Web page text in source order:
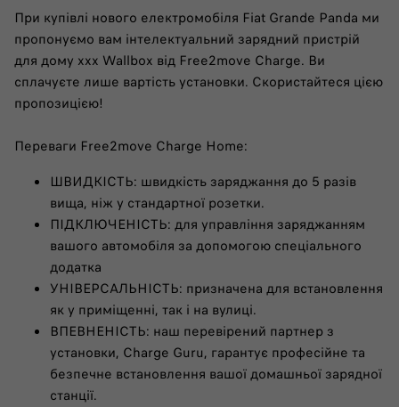
При купівлі нового електромобіля Fiat Grande Panda ми
пропонуємо вам інтелектуальний зарядний пристрій
для дому xxx Wallbox від Free2move Charge. Ви
сплачуєте лише вартість установки. Скористайтеся цією
пропозицією!
Переваги Free2move Charge Home:
ШВИДКІСТЬ: швидкість заряджання до 5 разів
вища, ніж у стандартної розетки.​​
ПІДКЛЮЧЕНІСТЬ: для управління заряджанням
вашого автомобіля за допомогою спеціального
додатка
УНІВЕРСАЛЬНІСТЬ: призначена для встановлення
як у приміщенні, так і на вулиці.​
ВПЕВНЕНІСТЬ: наш перевірений партнер з
установки, Charge Guru, гарантує професійне та
безпечне встановлення вашої домашньої зарядної
станції.